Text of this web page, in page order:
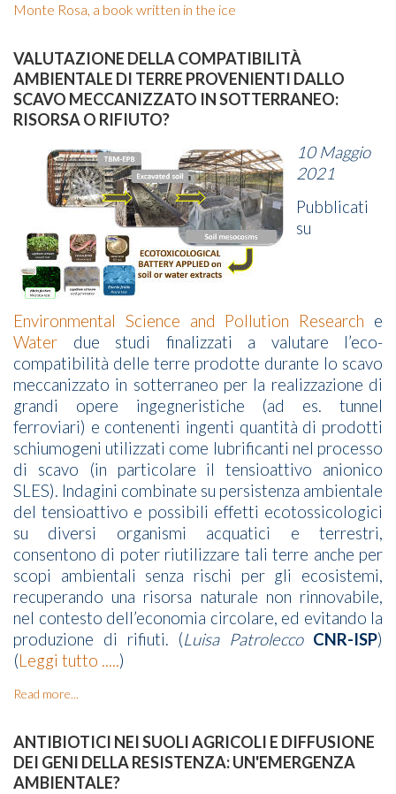
Monte Rosa, a book written in the ice
VALUTAZIONE DELLA COMPATIBILITÀ
AMBIENTALE DI TERRE PROVENIENTI DALLO
SCAVO MECCANIZZATO IN SOTTERRANEO:
RISORSA O RIFIUTO?
10 Maggio
2021
Pubblicati
su
Environmental Science and Pollution Research e
Water due studi finalizzati a valutare l’eco-
compatibilità delle terre prodotte durante lo scavo
meccanizzato in sotterraneo per la realizzazione di
grandi opere ingegneristiche (ad es. tunnel
ferroviari) e contenenti ingenti quantità di prodotti
schiumogeni utilizzati come lubrificanti nel processo
di scavo (in particolare il tensioattivo anionico
SLES). Indagini combinate su persistenza ambientale
del tensioattivo e possibili effetti ecotossicologici
su diversi organismi acquatici e terrestri,
consentono di poter riutilizzare tali terre anche per
scopi ambientali senza rischi per gli ecosistemi,
recuperando una risorsa naturale non rinnovabile,
nel contesto dell’economia circolare, ed evitando la
produzione di rifiuti. (Luisa Patrolecco CNR-ISP)
(Leggi tutto .....)
Read more...
ANTIBIOTICI NEI SUOLI AGRICOLI E DIFFUSIONE
DEI GENI DELLA RESISTENZA: UN'EMERGENZA
AMBIENTALE?